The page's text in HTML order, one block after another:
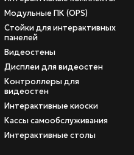
Модульные ПК (OPS)
Стойки для интерактивных
панелей
Видеостены
Дисплеи для видеостен
Контроллеры для
видеостен
Интерактивные киоски
Кассы самообслуживания
Интерактивные столы